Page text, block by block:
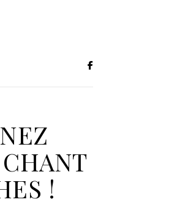
!